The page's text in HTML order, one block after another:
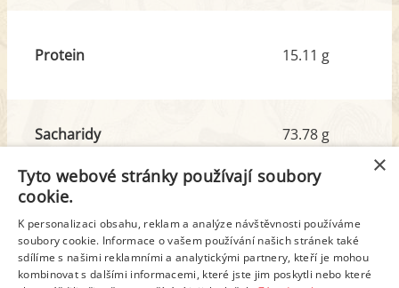
Protein 15.11 g
Sacharidy
73.78 g
Tuk
z toho nas. mastné kyseliny
30.72 g
17.39 g
×
Tyto webové stránky používají soubory
cookie.
K personalizaci obsahu, reklam a analýze návštěvnosti používáme
soubory cookie. Informace o vašem používání našich stránek také
sdílíme s našimi reklamními a analytickými partnery, kteří je mohou
kombinovat s dalšími informacemi, které jste jim poskytli nebo které